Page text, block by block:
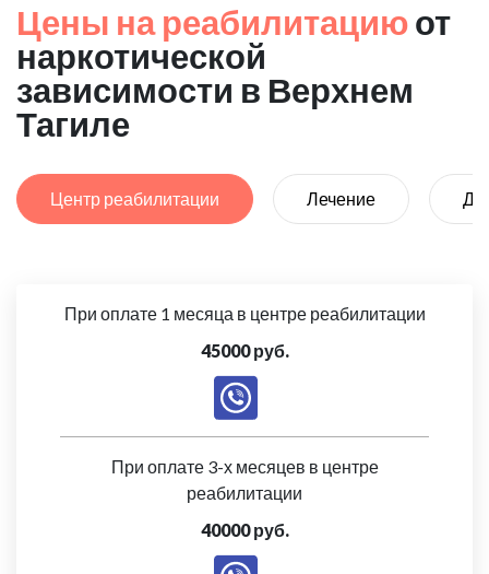
Цены на реабилитациюот
наркотической
зависимости в Верхнем
Тагиле
Центр реабилитации Лечение
При оплате 1 месяца в центре реабилитации
45000 руб.
При оплате 3-х месяцев в центре
реабилитации
40000 руб.